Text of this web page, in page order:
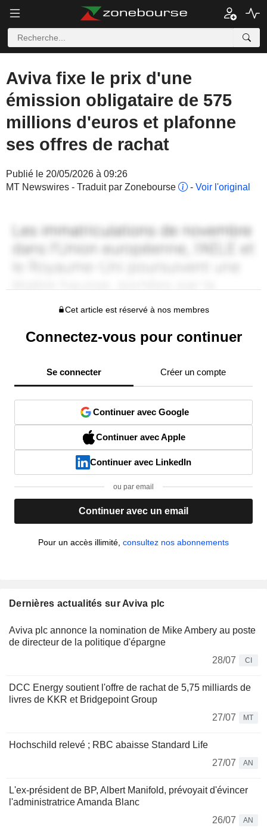
Aviva fixe le prix d'une
émission obligataire de 575
millions d'euros et plafonne
ses offres de rachat
Publié le 20/05/2026 à 09:26
MT Newswires - Traduit par Zonebourse
- Voir l'original
Cet article est réservé à nos membres
Connectez-vous pour continuer
Se connecter Créer un compte
Continuer avec Google
Continuer avec Apple
Continuer avec LinkedIn
ou par email
Continuer avec un email
Pour un accès illimité, consultez nos abonnements
Dernières actualités sur Aviva plc
Aviva plc annonce la nomination de Mike Ambery au poste
de directeur de la politique d'épargne
28/07
CI
DCC Energy soutient l'offre de rachat de 5,75 milliards de
livres de KKR et Bridgepoint Group
27/07
MT
Hochschild relevé ; RBC abaisse Standard Life
27/07
AN
L'ex-président de BP, Albert Manifold, prévoyait d'évincer
l'administratrice Amanda Blanc
26/07
AN